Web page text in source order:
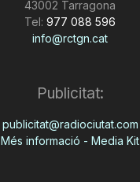
43002 Tarragona
Tel: 977 088 596
info@rctgn.cat
Publicitat:
publicitat@radiociutat.com
Més informació - Media Kit